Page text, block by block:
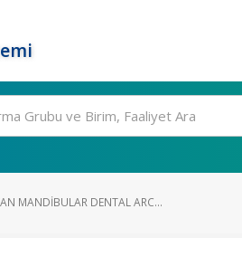
MANDIBULAR DENTAL ARC...